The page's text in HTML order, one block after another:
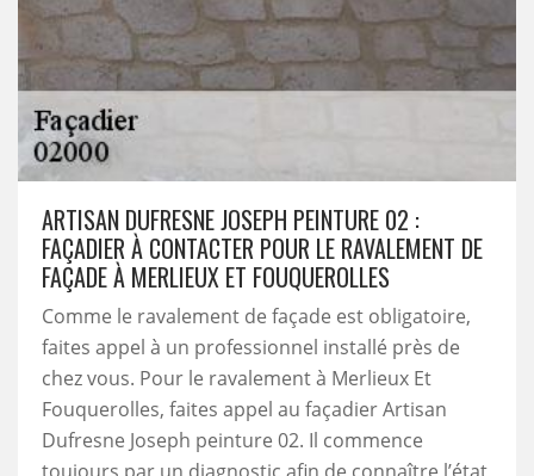
ARTISAN DUFRESNE JOSEPH PEINTURE 02 :
FAÇADIER À CONTACTER POUR LE RAVALEMENT DE
FAÇADE À MERLIEUX ET FOUQUEROLLES
Comme le ravalement de façade est obligatoire,
faites appel à un professionnel installé près de
chez vous. Pour le ravalement à Merlieux Et
Fouquerolles, faites appel au façadier Artisan
Dufresne Joseph peinture 02. Il commence